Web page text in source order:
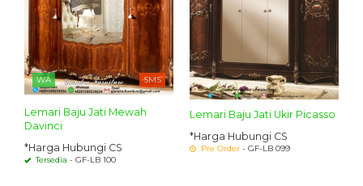
WA SMS
Lemari Baju Jati Mewah
Davinci
*Harga Hubungi CS
Tersedia - GF-LB 100
Lemari Baju Jati Ukir Picasso
*Harga Hubungi CS
Pre Order - GF-LB 099